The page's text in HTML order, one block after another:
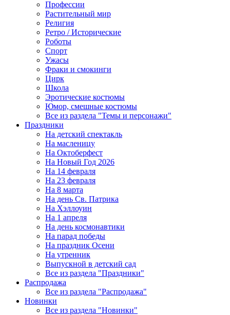
Профессии
Растительный мир
Религия
Ретро / Исторические
Роботы
Спорт
Ужасы
Фраки и смокинги
Цирк
Школа
Эротические костюмы
Юмор, смешные костюмы
Все из раздела "Темы и персонажи"
Праздники
На детский спектакль
На масленицу
На Октоберфест
На Новый Год 2026
На 14 февраля
На 23 февраля
На 8 марта
На день Св. Патрика
На Хэллоуин
На 1 апреля
На день космонавтики
На парад победы
На праздник Осени
На утренник
Выпускной в детский сад
Все из раздела "Праздники"
Распродажа
Все из раздела "Распродажа"
Новинки
Все из раздела "Новинки"